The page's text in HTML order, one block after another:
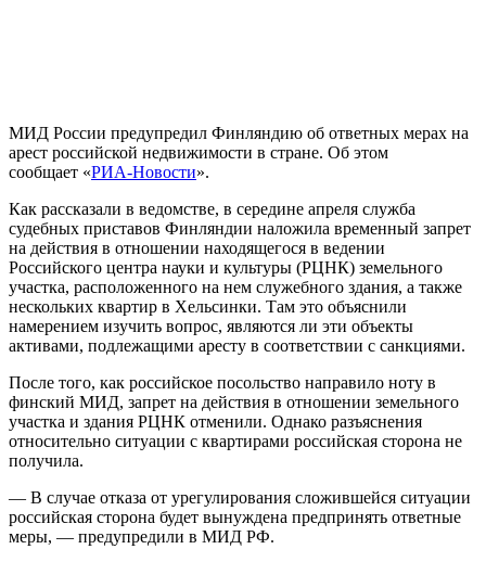
МИД России предупредил Финляндию об ответных мерах на
арест российской недвижимости в стране. Об этом
сообщает «РИА-Новости».
Как рассказали в ведомстве, в середине апреля служба
судебных приставов Финляндии наложила временный запрет
на действия в отношении находящегося в ведении
Российского центра науки и культуры (РЦНК) земельного
участка, расположенного на нем служебного здания, а также
нескольких квартир в Хельсинки. Там это объяснили
намерением изучить вопрос, являются ли эти объекты
активами, подлежащими аресту в соответствии с санкциями.
После того, как российское посольство направило ноту в
финский МИД, запрет на действия в отношении земельного
участка и здания РЦНК отменили. Однако разъяснения
относительно ситуации с квартирами российская сторона не
получила.
— В случае отказа от урегулирования сложившейся ситуации
российская сторона будет вынуждена предпринять ответные
меры, — предупредили в МИД РФ.